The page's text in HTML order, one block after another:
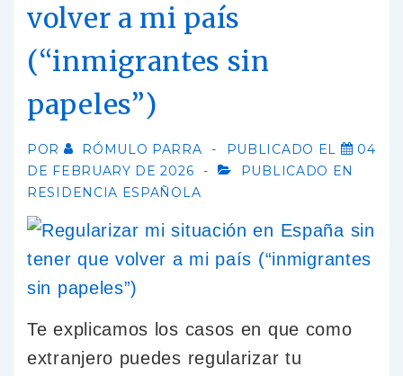
volver a mi país
(“inmigrantes sin
papeles”)
POR RÓMULO PARRA PUBLICADO EL
04
DE FEBRUARY DE 2026
PUBLICADO EN
RESIDENCIA ESPAÑOLA
Te explicamos los casos en que como
extranjero puedes regularizar tu